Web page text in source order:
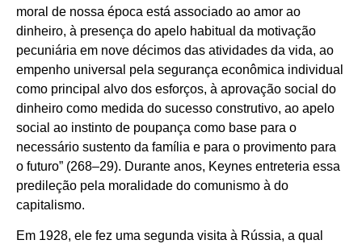
moral de nossa época está associado ao amor ao
dinheiro, à presença do apelo habitual da motivação
pecuniária em nove décimos das atividades da vida, ao
empenho universal pela segurança econômica individual
como principal alvo dos esforços, à aprovação social do
dinheiro como medida do sucesso construtivo, ao apelo
social ao instinto de poupança como base para o
necessário sustento da família e para o provimento para
o futuro” (268–29). Durante anos, Keynes entreteria essa
predileção pela moralidade do comunismo à do
capitalismo.
Em 1928, ele fez uma segunda visita à Rússia, a qual